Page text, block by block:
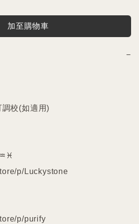
加至購物車
−
校(如適用)
p/Luckystone
p/purify